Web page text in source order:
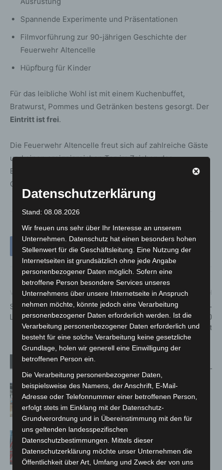
Spannende Experimente und Präsentationen
Filmvorführung zur 90-jährigen Geschichte der
Feuerwehr Altencelle
Hüpfburg für Kinder
Für das leibliche Wohl ist mit einem Kuchenbuffet,
Bratwurst, Pommes und Getränken bestens gesorgt. Der
Eintritt ist frei.
Die Feuerwehr Altencelle freut sich auf zahlreiche Gäste
und einen ereignisreichen Tag im Zeichen des
Ehrenamts, der Sicherheit und der gelebten
Gemeinschaft.
Vorheriger Artikel
Stammtisch des NABU-
Langenhagens
Nächster Artikel
Erfolgreicher After Work-
Renntag begeistert 3.400
Besucher auf der Neuen Bult
Verwandte Artikel Mehr vom Autor
Kunst trifft Weingenuss: Barbara-
Susann Mehring zeigt ihre Werke im
Jacques’ Wein-Depot Isernhagen
A2: Zweite Turbobaustelle startet
zwischen Hannover-West und
Bothfeld
Datenschutzerklärung
Stand: 08.08.2026
Wir freuen uns sehr über Ihr Interesse an unserem
Unternehmen. Datenschutz hat einen besonders hohen
Stellenwert für die Geschäftsleitung. Eine Nutzung der
Internetseiten ist grundsätzlich ohne jede Angabe
personenbezogener Daten möglich. Sofern eine
betroffene Person besondere Services unseres
Unternehmens über unsere Internetseite in Anspruch
nehmen möchte, könnte jedoch eine Verarbeitung
personenbezogener Daten erforderlich werden. Ist die
Verarbeitung personenbezogener Daten erforderlich und
besteht für eine solche Verarbeitung keine gesetzliche
Grundlage, holen wir generell eine Einwilligung der
betroffenen Person ein.
Die Verarbeitung personenbezogener Daten,
beispielsweise des Namens, der Anschrift, E-Mail-
Adresse oder Telefonnummer einer betroffenen Person,
erfolgt stets im Einklang mit der Datenschutz-
Grundverordnung und in Übereinstimmung mit den für
uns geltenden landesspezifischen
Datenschutzbestimmungen. Mittels dieser
Datenschutzerklärung möchte unser Unternehmen die
Öffentlichkeit über Art, Umfang und Zweck der von uns